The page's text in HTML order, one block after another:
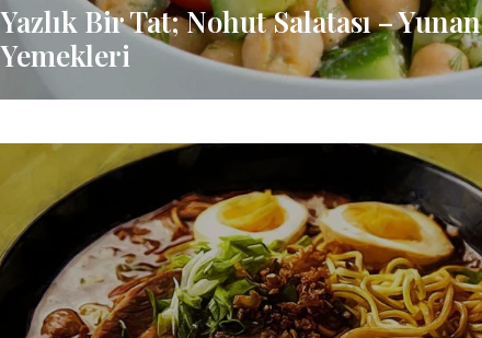
Yazlık Bir Tat; Nohut Salatası – Yunan
Yemekleri